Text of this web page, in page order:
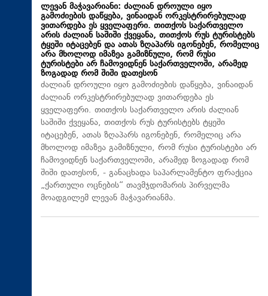
ლევან მაჭავარიანი: ძალიან დროული იყო
გამოძიების დაწყება, ვინაიდან ორკესტრირებულად
ვითარდება ეს ყველაფერი. თითქოს საქართველო
არის ძალიან საშიში ქვეყანა, თითქოს რუს ტურისტებს
ტყეში იტაცებენ და ათას ზღაპარს იგონებენ, რომელიც
არა მხოლოდ იმაზეა გამიზნული, რომ რუსი
ტურისტები არ ჩამოვიდნენ საქართველოში, არამედ
ზოგადად რომ შიში დათესონ
ძალიან დროული იყო გამოძიების დაწყება, ვინაიდან
ძალიან ორკესტრირებულად ვითარდება ეს
ყველაფერი. თითქოს საქართველო არის ძალიან
საშიში ქვეყანა, თითქოს რუს ტურისტებს ტყეში
იტაცებენ, ათას ზღაპარს იგონებენ, რომელიც არა
მხოლოდ იმაზეა გამიზნული, რომ რუსი ტურისტები არ
ჩამოვიდნენ საქართველოში, არამედ ზოგადად რომ
შიში დათესონ, - განაცხადა საპარლამენტო ფრაქცია
„ქართული ოცნების“ თავმჯდომარის პირველმა
მოადგილემ ლევან მაჭავარიანმა.